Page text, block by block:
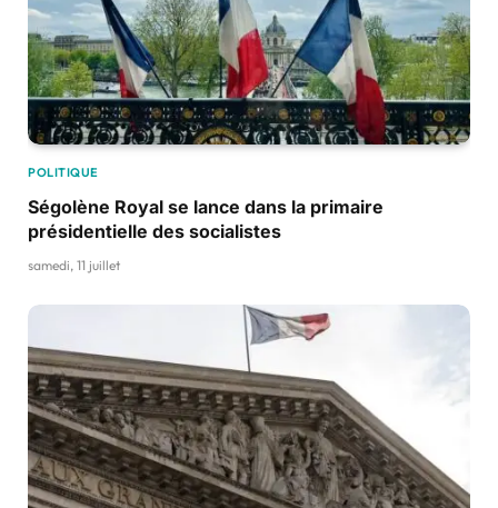
POLITIQUE
Ségolène Royal se lance dans la primaire
présidentielle des socialistes
samedi, 11 juillet